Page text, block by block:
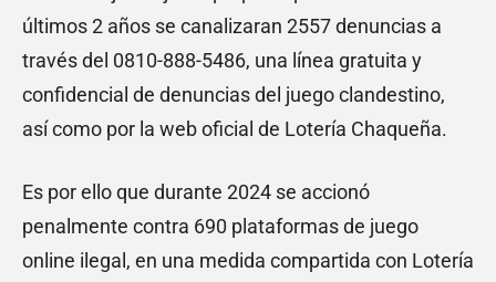
últimos 2 años se canalizaran 2557 denuncias a
través del 0810-888-5486, una línea gratuita y
confidencial de denuncias del juego clandestino,
así como por la web oficial de Lotería Chaqueña.
Es por ello que durante 2024 se accionó
penalmente contra 690 plataformas de juego
online ilegal, en una medida compartida con Lotería